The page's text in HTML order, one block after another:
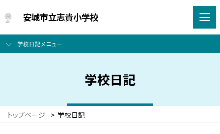
安城市立志貴小学校
学校日記メニュー
学校日記
トップページ > 学校日記